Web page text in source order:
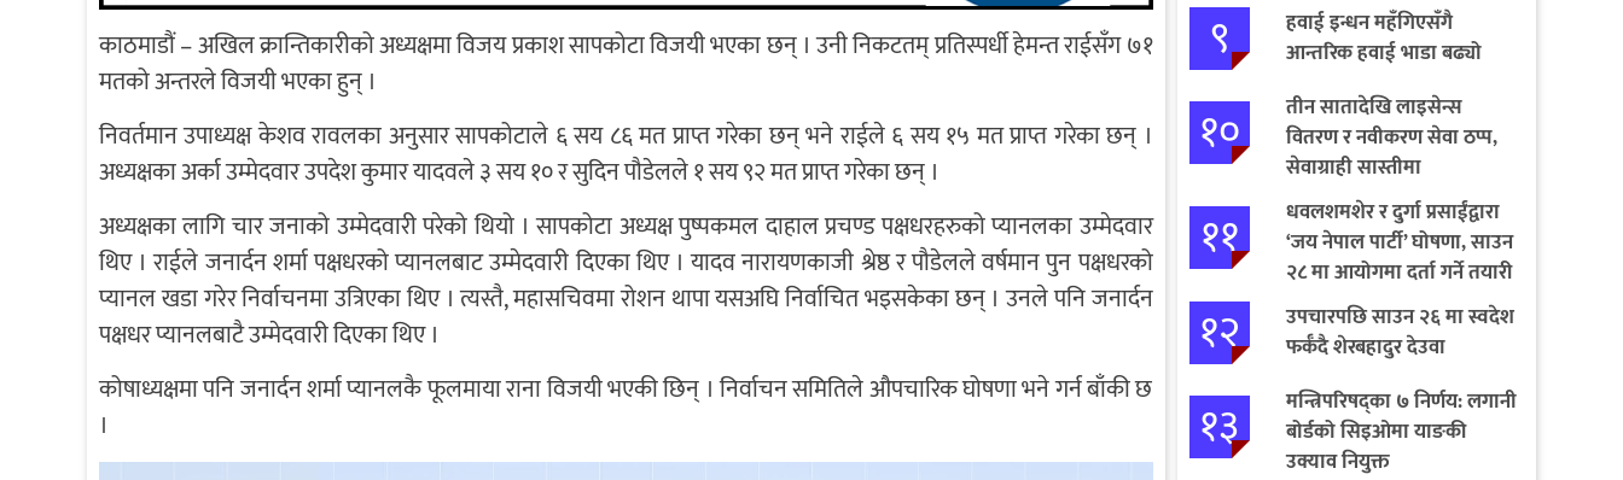
काठमाडौं – अखिल क्रान्तिकारीको अध्यक्षमा विजय प्रकाश सापकोटा विजयी भएका छन् । उनी निकटतम् प्रतिस्पर्धी हेमन्त राईसँग ७१
मतको अन्तरले विजयी भएका हुन् ।
निवर्तमान उपाध्यक्ष केशव रावलका अनुसार सापकोटाले ६ सय ८६ मत प्राप्त गरेका छन् भने राईले ६ सय १५ मत प्राप्त गरेका छन् ।
अध्यक्षका अर्का उम्मेदवार उपदेश कुमार यादवले ३ सय १० र सुदिन पौडेलले १ सय ९२ मत प्राप्त गरेका छन् ।
अध्यक्षका लागि चार जनाको उम्मेदवारी परेको थियो । सापकोटा अध्यक्ष पुष्पकमल दाहाल प्रचण्ड पक्षधरहरुको प्यानलका उम्मेदवार
थिए । राईले जनार्दन शर्मा पक्षधरको प्यानलबाट उम्मेदवारी दिएका थिए । यादव नारायणकाजी श्रेष्ठ र पौडेलले वर्षमान पुन पक्षधरको
प्यानल खडा गरेर निर्वाचनमा उत्रिएका थिए । त्यस्तै, महासचिवमा रोशन थापा यसअघि निर्वाचित भइसकेका छन् । उनले पनि जनार्दन
पक्षधर प्यानलबाटै उम्मेदवारी दिएका थिए ।
कोषाध्यक्षमा पनि जनार्दन शर्मा प्यानलकै फूलमाया राना विजयी भएकी छिन् । निर्वाचन समितिले औपचारिक घोषणा भने गर्न बाँकी छ
।
९
हवाई इन्धन महँगिएसँगै
आन्तरिक हवाई भाडा बढ्यो
१०
तीन सातादेखि लाइसेन्स
वितरण र नवीकरण सेवा ठप्प,
सेवाग्राही सास्तीमा
११
धवलशमशेर र दुर्गा प्रसाईंद्वारा
‘जय नेपाल पार्टी’ घोषणा, साउन
२८ मा आयोगमा दर्ता गर्ने तयारी
१२
उपचारपछि साउन २६ मा स्वदेश
फर्कँदै शेरबहादुर देउवा
१३
मन्त्रिपरिषद्का ७ निर्णय: लगानी
बोर्डको सिइओमा याङकी
उक्याव नियुक्त